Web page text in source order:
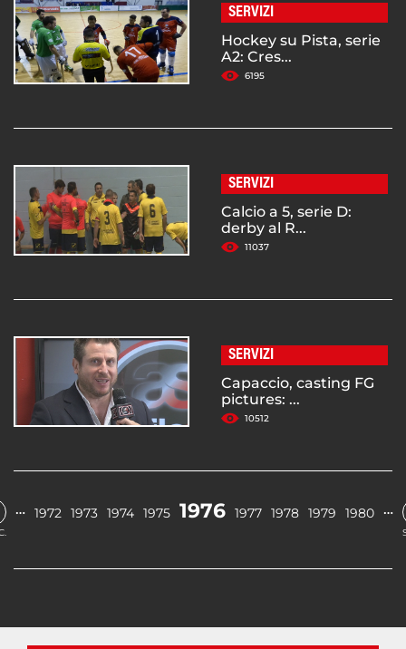
SERVIZI
Hockey su Pista, serie
A2: Cres...
6195
SERVIZI
Calcio a 5, serie D:
derby al R...
11037
SERVIZI
Capaccio, casting FG
pictures: ...
10512
… 1972 1973 1974 1975 1976 1977 1978 1979 1980 …